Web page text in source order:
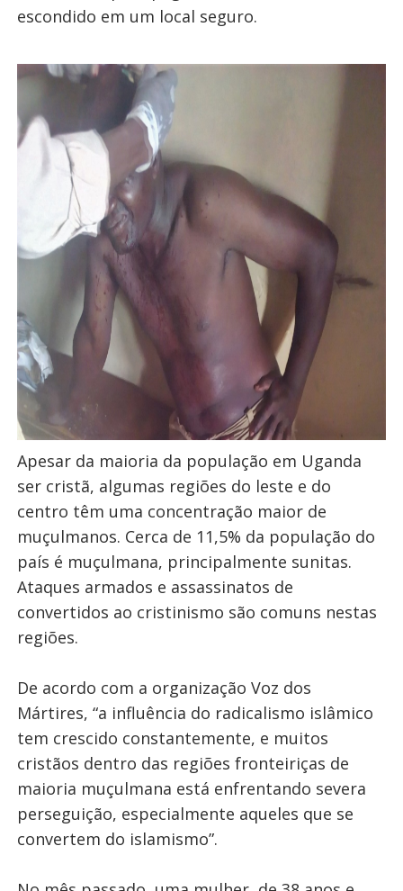
escondido em um local seguro.
Apesar da maioria da população em Uganda
ser cristã, algumas regiões do leste e do
centro têm uma concentração maior de
muçulmanos. Cerca de 11,5% da população do
país é muçulmana, principalmente sunitas.
Ataques armados e assassinatos de
convertidos ao cristinismo são comuns nestas
regiões.
De acordo com a organização Voz dos
Mártires, “a influência do radicalismo islâmico
tem crescido constantemente, e muitos
cristãos dentro das regiões fronteiriças de
maioria muçulmana está enfrentando severa
perseguição, especialmente aqueles que se
convertem do islamismo”.